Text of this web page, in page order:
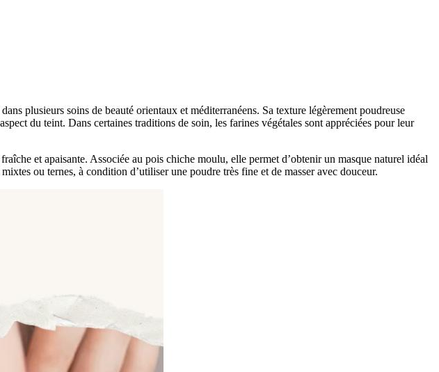
plusieurs soins de beauté orientaux et méditerranéens. Sa texture légèrement poudreuse
du teint. Dans certaines traditions de soin, les farines végétales sont appréciées pour leur
et apaisante. Associée au pois chiche moulu, elle permet d’obtenir un masque naturel idéal
ou ternes, à condition d’utiliser une poudre très fine et de masser avec douceur.